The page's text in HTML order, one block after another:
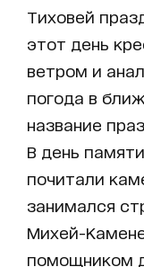
Тиховей
этот день
ветром и
погода в
название
В день
почитали
занимался
Михей-
помощником